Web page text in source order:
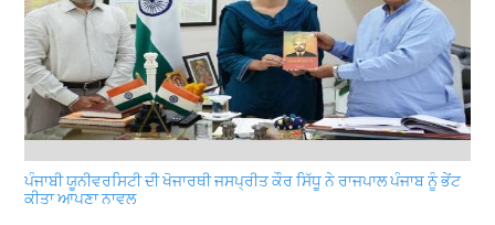
ਪੰਜਾਬੀ ਯੂਨੀਵਰਸਿਟੀ ਦੀ ਖੋਜਾਰਥੀ ਜਸਪ੍ਰੀਤ ਕੌਰ ਸਿੱਧੂ ਨੇ ਰਾਜਪਾਲ ਪੰਜਾਬ ਨੂੰ ਭੇਂਟ
ਕੀਤਾ ਆਪਣਾ ਨਾਵਲ